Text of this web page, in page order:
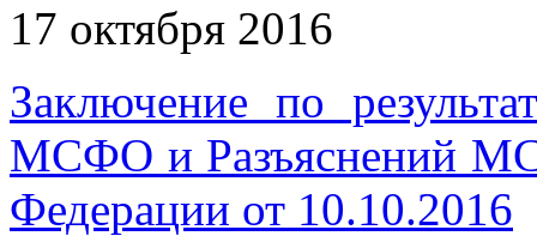
17 октября 2016
Заключение по
МСФО и Разъяснений
Федерации от 10.10.2016